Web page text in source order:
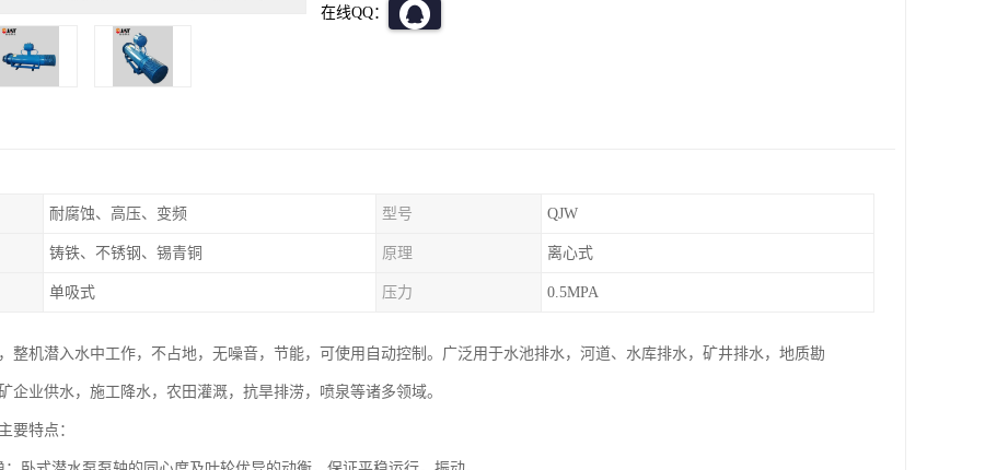
在线QQ：
耐腐蚀、高压、变频 型号 QJW
铸铁、不锈钢、锡青铜 原理 离心式
单吸式 压力 0.5MPA
整机潜入水中工作，不占地，无噪音，节能，可使用自动控制。广泛用于水池排水，河道、水库排水，矿井排水，地质勘
企业供水，施工降水，农田灌溉，抗旱排涝，喷泉等诸多领域。
要特点：